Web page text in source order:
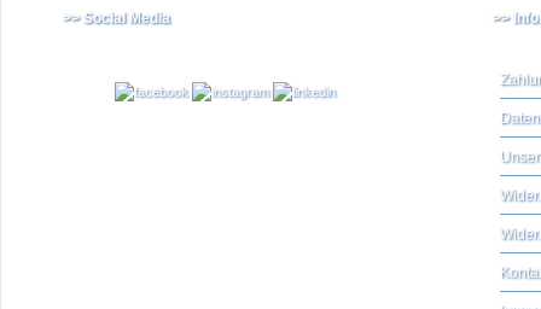
>> Social Media >>